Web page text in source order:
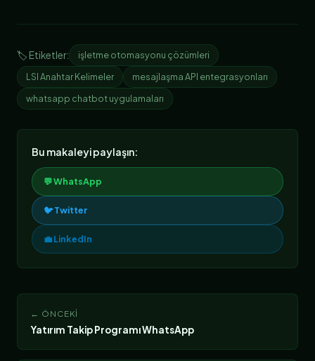
🏷️ Etiketler:
işletme otomasyonu çözümleri
LSI Anahtar Kelimeler
mesajlaşma API entegrasyonları
whatsapp chatbot uygulamaları
Bu makaleyi paylaşın:
💬 WhatsApp
🐦 Twitter
💼 LinkedIn
← ÖNCEKI
Yatırım Takip Programı WhatsApp